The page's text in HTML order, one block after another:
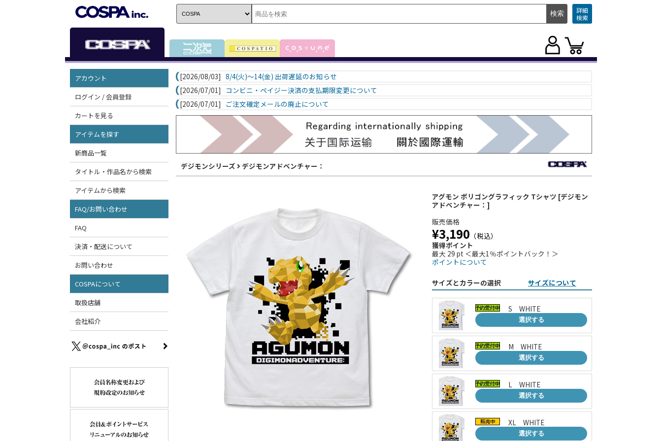
詳細
検索
アカウント
ログイン / 会員登録
カートを見る
アイテムを探す
新商品一覧
タイトル・作品名から検索
アイテムから検索
FAQ/お問い合わせ
FAQ
決済・配送について
お問い合わせ
COSPAについて
取扱店舗
会社紹介
[2026/08/03] 8/4(火)～14(金) 出荷遅延のお知らせ
[2026/07/01]
コンビニ・ペイジー決済の支払期限変更について
[2026/07/01]
ご注文確定メールの廃止について
デジモンシリーズ デジモンアドベンチャー：
アグモン ポリゴングラフィック Tシャツ [デジモン
アドベンチャー：]
販売価格
¥3,190 （税込）
獲得ポイント
最大 29 pt ＜最大1％ポイントバック！＞
ポイントについて
サイズとカラーの選択 サイズについて
S WHITE
選択する
M WHITE
選択する
L WHITE
選択する
XL WHITE
選択する